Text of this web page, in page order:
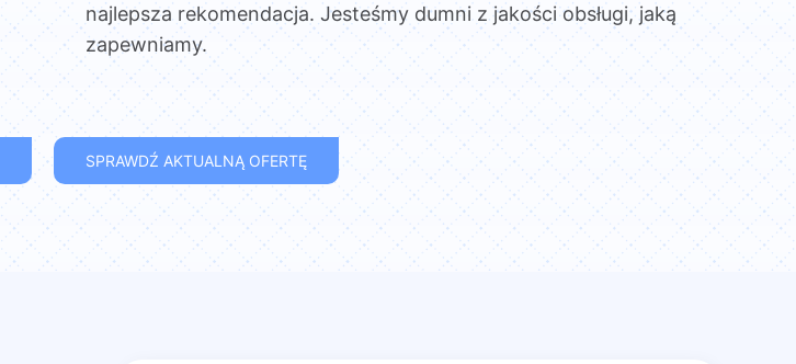
najlepsza rekomendacja. Jesteśmy dumni z jakości obsługi, jaką
zapewniamy.
SPRAWDŹ AKTUALNĄ OFERTĘ